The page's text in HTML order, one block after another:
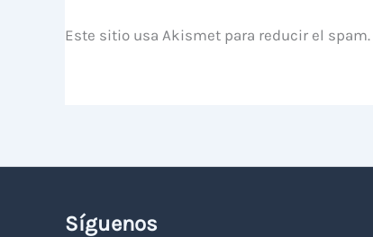
Este sitio usa Akismet para reducir el spam.
Síguenos